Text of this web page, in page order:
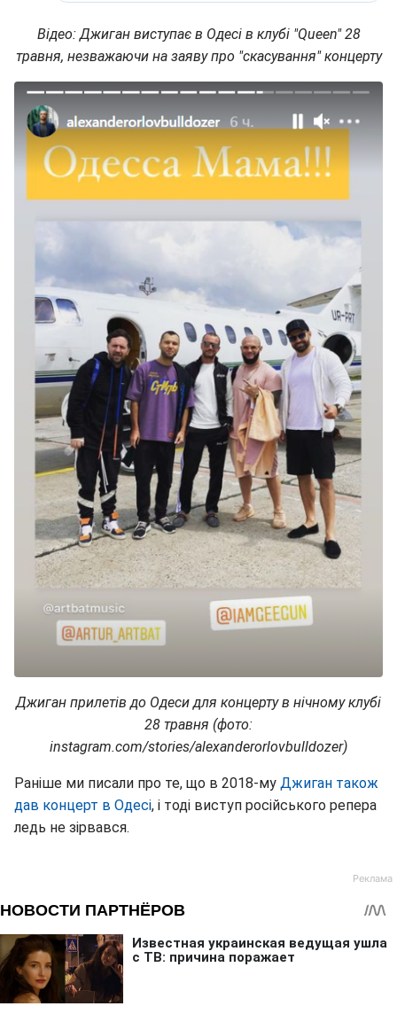
Відео: Джиган виступає в Одесі в клубі "Queen" 28
травня, незважаючи на заяву про "скасування" концерту
Джиган прилетів до Одеси для концерту в нічному клубі
28 травня (фото:
instagram.com/stories/alexanderorlovbulldozer)
Раніше ми писали про те, що в 2018-му Джиган також
дав концерт в Одесі, і тоді виступ російського репера
ледь не зірвався.